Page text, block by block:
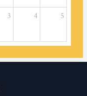
3 4 5